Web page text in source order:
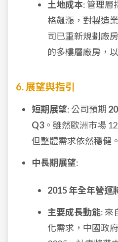
土地成本: 管理層
格飆漲，對製造
司已重新規劃廠
的多樓層廠房，
6. 展望與指引
短期展望: 公司預期
Q3。雖然歐洲市場
但整體需求依然穩健。
中長期展望:
2015 年全年營運
主要成長動能: 來
化需求，中國政